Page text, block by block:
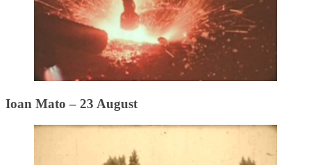
Ioan Mato – 23 August